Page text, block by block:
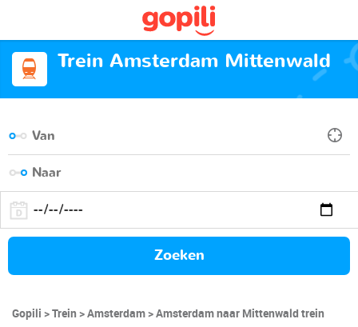
Trein Amsterdam Mittenwald
Zoeken
Gopili Trein Amsterdam Amsterdam naar Mittenwald trein